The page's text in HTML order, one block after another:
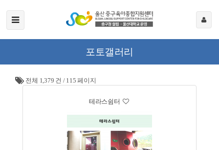
포토갤러리
전체 1,379 건 / 115 페이지
테라스쉼터